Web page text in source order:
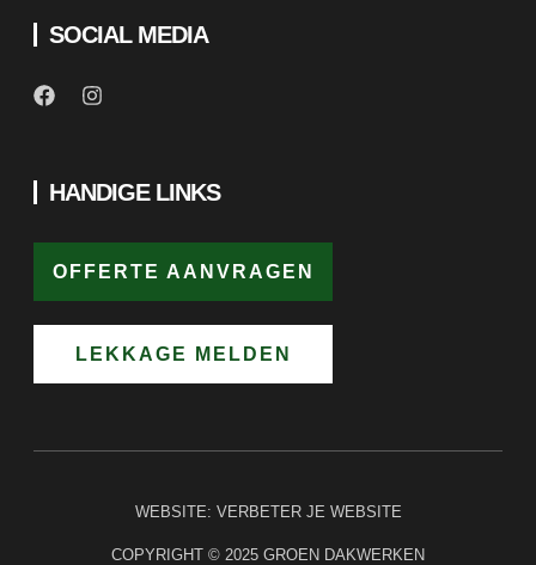
SOCIAL MEDIA
HANDIGE LINKS
OFFERTE AANVRAGEN
LEKKAGE MELDEN
COPYRIGHT © 2025 GROEN DAKWERKEN
WEBSITE: VERBETER JE WEBSITE